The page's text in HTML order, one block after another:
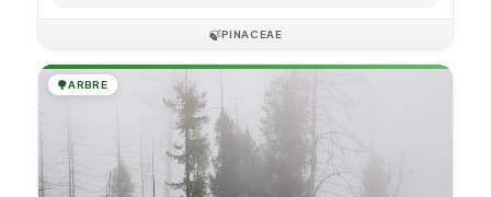
🍃PINACEAE
🌳ARBRE